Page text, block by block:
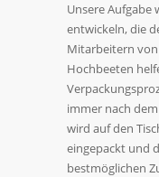
Unsere Aufgabe
entwickeln, die
Mitarbeitern
Hochbeeten
immer nach
wird auf den
eingepackt und
bestmöglichen